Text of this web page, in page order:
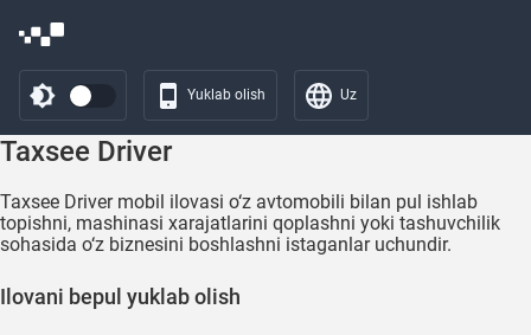
Yuklab olish Uz
Taxsee Driver
Taxsee Driver mobil ilovasi o‘z avtomobili bilan pul ishlab
topishni, mashinasi xarajatlarini qoplashni yoki tashuvchilik
sohasida o‘z biznesini boshlashni istaganlar uchundir.
Ilovani bepul yuklab olish